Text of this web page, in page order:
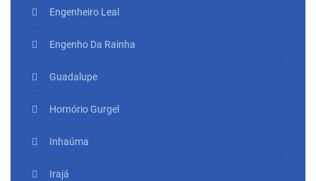
Engenheiro Leal
Engenho Da Rainha
Guadalupe
Hornório Gurgel
Inhaúma
Irajá